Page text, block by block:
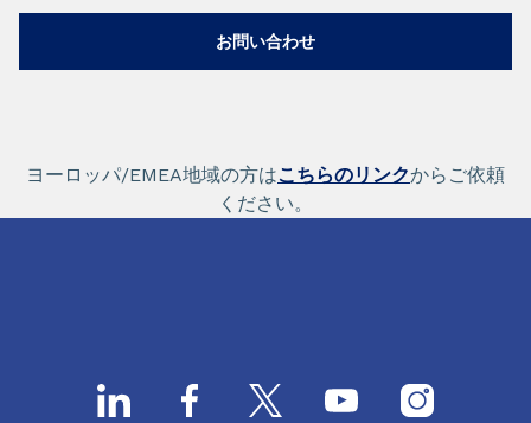
お問い合わせ
ヨーロッパ/EMEA地域の方はこちらのリンクからご依頼
ください。